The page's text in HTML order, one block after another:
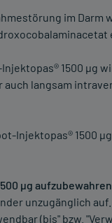
im Darm
1500 µg
langsam
Injektopas® 1500
µg
unzugänglich
(bis" bzw.